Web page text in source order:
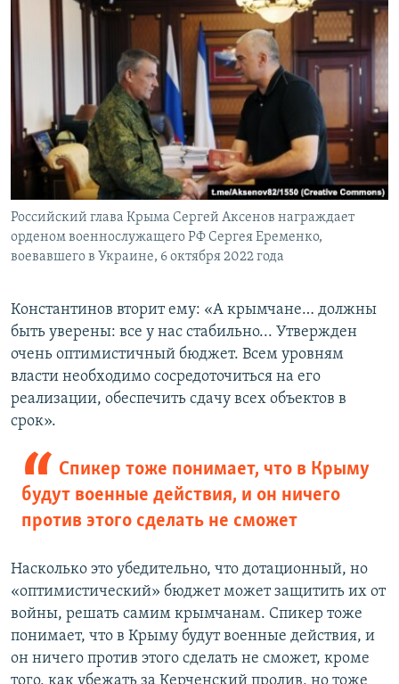
Российский глава Крыма Сергей Аксенов награждает
орденом военнослужащего РФ Сергея Еременко,
воевавшего в Украине, 6 октября 2022 года
Константинов вторит ему: «А крымчане… должны
быть уверены: все у нас стабильно... Утвержден
очень оптимистичный бюджет. Всем уровням
власти необходимо сосредоточиться на его
реализации, обеспечить сдачу всех объектов в
срок».
Спикер тоже понимает, что в Крыму
будут военные действия, и он ничего
против этого сделать не сможет
Насколько это убедительно, что дотационный, но
«оптимистический» бюджет может защитить их от
войны, решать самим крымчанам. Спикер тоже
понимает, что в Крыму будут военные действия, и
он ничего против этого сделать не сможет, кроме